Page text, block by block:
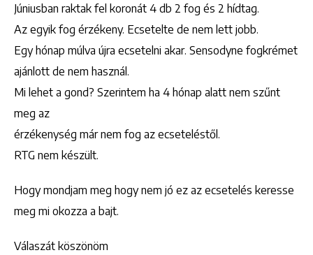
Júniusban raktak fel koronát 4 db 2 fog és 2 hídtag.
Az egyik fog érzékeny. Ecsetelte de nem lett jobb.
Egy hónap múlva újra ecsetelni akar. Sensodyne fogkrémet
ajánlott de nem használ.
Mi lehet a gond? Szerintem ha 4 hónap alatt nem szűnt
meg az
érzékenység már nem fog az ecseteléstől.
RTG nem készült.
Hogy mondjam meg hogy nem jó ez az ecsetelés keresse
meg mi okozza a bajt.
Válaszát köszönöm